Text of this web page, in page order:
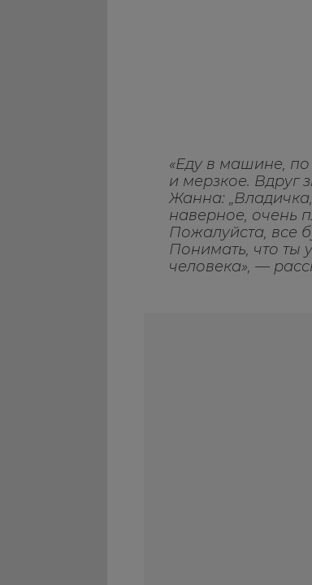
«Еду в машине, по
и мерзкое. Вдруг
Жанна:
наверное, очень
Пожалуйста, все
Понимать, что ты
человека», —